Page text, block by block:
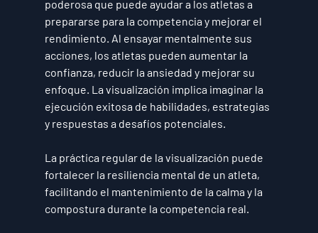
poderosa que puede ayudar a los atletas a
prepararse para la competencia y mejorar el
rendimiento. Al ensayar mentalmente sus
acciones, los atletas pueden aumentar la
confianza, reducir la ansiedad y mejorar su
enfoque. La visualización implica imaginar la
ejecución exitosa de habilidades, estrategias
y respuestas a desafíos potenciales.
La práctica regular de la visualización puede
fortalecer la resiliencia mental de un atleta,
facilitando el mantenimiento de la calma y la
compostura durante la competencia real.